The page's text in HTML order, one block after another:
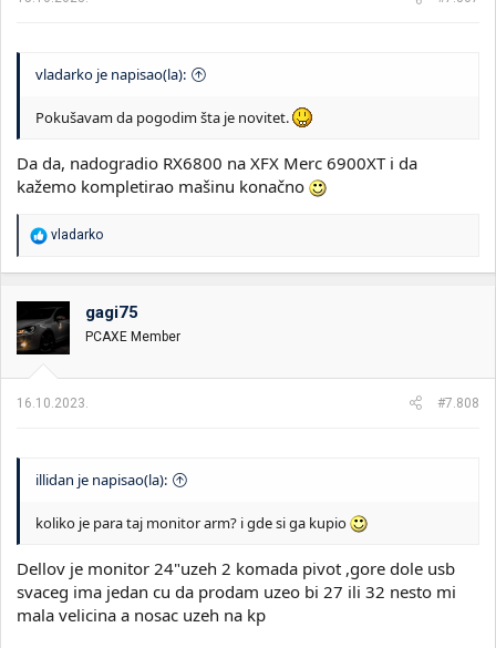
:
vladarko je napisao(la):
Pokušavam da pogodim šta je novitet.
Da da, nadogradio RX6800 na XFX Merc 6900XT i da
kažemo kompletirao mašinu konačno
R
a
o
v
a
n
:
vladarko
gagi75
PCAXE Member
16.10.2023. #7.808
illidan je napisao(la):
koliko je para taj monitor arm? i gde si ga kupio
Dellov je monitor 24"uzeh 2 komada pivot ,gore dole usb
svaceg ima jedan cu da prodam uzeo bi 27 ili 32 nesto mi
mala velicina a nosac uzeh na kp